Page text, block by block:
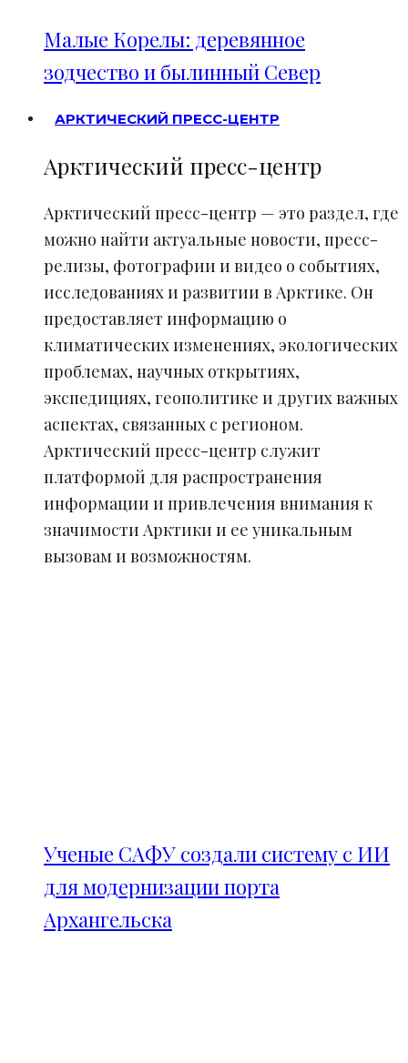
Малые Корелы: деревянное
зодчество и былинный Север
АРКТИЧЕСКИЙ ПРЕСС-ЦЕНТР
Арктический пресс-центр
Арктический пресс-центр — это раздел, где
можно найти актуальные новости, пресс-
релизы, фотографии и видео о событиях,
исследованиях и развитии в Арктике. Он
предоставляет информацию о
климатических изменениях, экологических
проблемах, научных открытиях,
экспедициях, геополитике и других важных
аспектах, связанных с регионом.
Арктический пресс-центр служит
платформой для распространения
информации и привлечения внимания к
значимости Арктики и ее уникальным
вызовам и возможностям.
Ученые САФУ создали систему с ИИ
для модернизации порта
Архангельска